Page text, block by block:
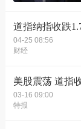
道指纳指收跌
04-25 08:56
财经
美股震荡 道指
03-16 09:00
特报